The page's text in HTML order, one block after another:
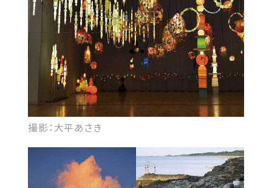
撮影：大平あさき